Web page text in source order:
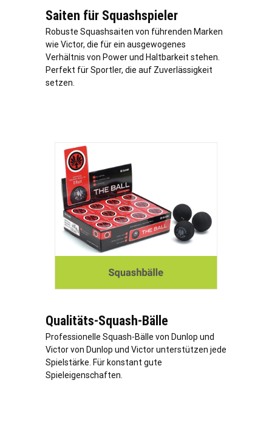
Saiten für Squashspieler
Robuste Squashsaiten von führenden Marken
wie Victor, die für ein ausgewogenes
Verhältnis von Power und Haltbarkeit stehen.
Perfekt für Sportler, die auf Zuverlässigkeit
setzen.
Qualitäts-Squash-Bälle
Professionelle Squash-Bälle von Dunlop und
Victor von Dunlop und Victor unterstützen jede
Spielstärke. Für konstant gute
Spieleigenschaften.